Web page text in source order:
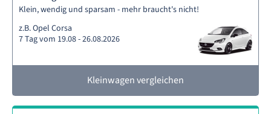
Klein, wendig und sparsam - mehr braucht's nicht!
z.B. Opel Corsa
7 Tag vom 19.08 - 26.08.2026
Kleinwagen vergleichen